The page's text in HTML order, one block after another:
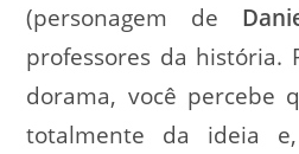
(personagem de
professores da história.
dorama, você percebe
totalmente da ideia